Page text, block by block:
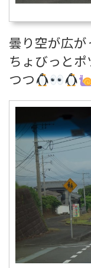
曇り空が広が
ちょびっと
つつ